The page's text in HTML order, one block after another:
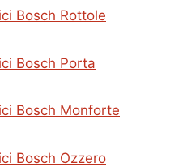
Bosch Rottole
Bosch Porta
Bosch Monforte
Bosch Ozzero